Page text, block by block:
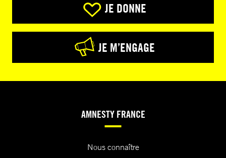
JE DONNE
JE M’ENGAGE
AMNESTY FRANCE
Nous connaître